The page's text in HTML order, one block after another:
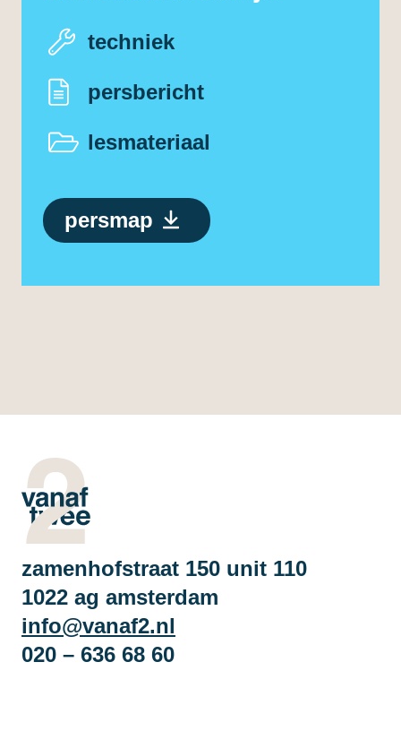
techniek
persbericht
lesmateriaal
persmap
zamenhofstraat 150 unit 110
1022 ag amsterdam
info@vanaf2.nl
020 – 636 68 60